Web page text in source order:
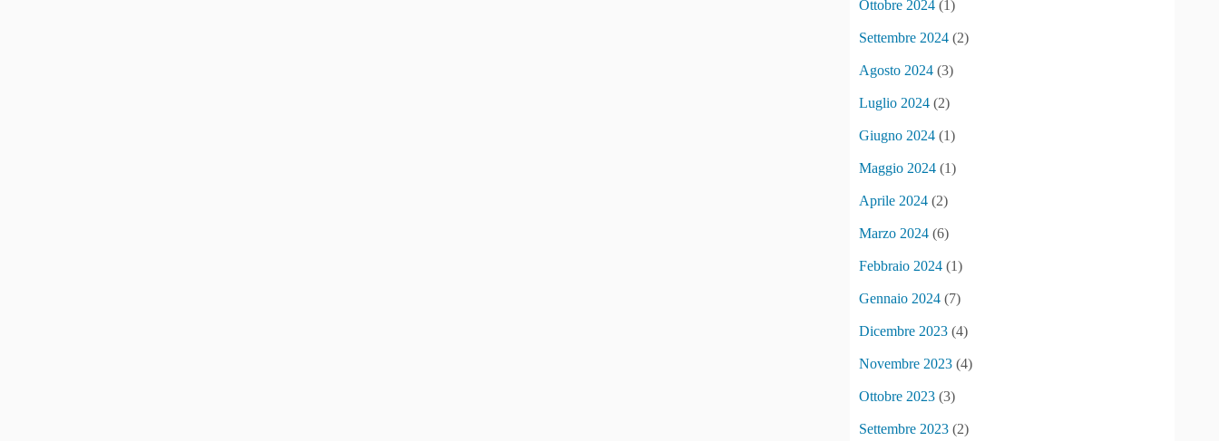
Ottobre 2024 (1)
Settembre 2024 (2)
Agosto 2024 (3)
Luglio 2024 (2)
Giugno 2024 (1)
Maggio 2024 (1)
Aprile 2024 (2)
Marzo 2024 (6)
Febbraio 2024 (1)
Gennaio 2024 (7)
Dicembre 2023 (4)
Novembre 2023 (4)
Ottobre 2023 (3)
Settembre 2023 (2)